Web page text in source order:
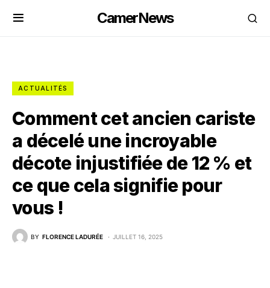
CamerNews
ACTUALITÉS
Comment cet ancien cariste
a décelé une incroyable
décote injustifiée de 12 % et
ce que cela signifie pour
vous !
BY FLORENCE LADURÉE JUILLET 16, 2025